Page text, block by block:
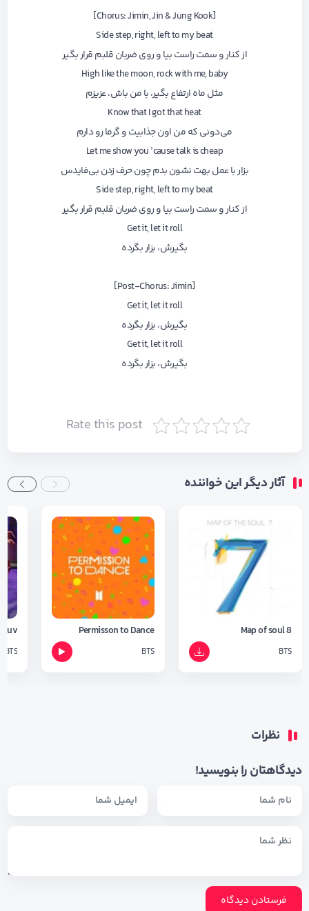
[Chorus: Jimin, Jin & Jung Kook]
Side step, right, left to my beat
از کنار و سمت راست بیا و روی ضربان قلبم قرار بگیر
High like the moon, rock with me, baby
مثل ماه ارتفاع بگیر، با من باش، عزیزم
Know that I got that heat
می‌دونی که من اون جذابیت و گرما رو دارم
Let me show you ’cause talk is cheap
بزار با عمل بهت نشون بدم چون حرف زدن بی‌فایدس
Side step, right, left to my beat
از کنار و سمت راست بیا و روی ضربان قلبم قرار بگیر
Get it, let it roll
بگیرش، بزار بگرده
[Post-Chorus: Jimin]
Get it, let it roll
بگیرش، بزار بگرده
Get it, let it roll
بگیرش، بزار بگرده
Rate this post
آثار دیگر این خواننده
Map of soul 8
BTS
Permisson to Dance
BTS
Luv
BTS
نظرات
دیدگاهتان را بنویسید!